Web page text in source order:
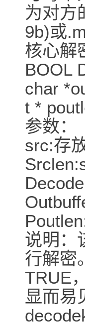
为对方
9b)或
核心解
BOOL
char
t *
参数：
src:存
说明：
行解密
TRUE
显而易